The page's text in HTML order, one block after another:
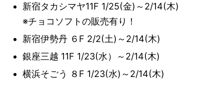
新宿タカシマヤ11F 1/25(金)～2/14(木)
※チョコソフトの販売有り！
新宿伊勢丹 ６F 2/2(土)～2/14(木)
銀座三越 11F 1/23(水）～2/14(木)
横浜そごう ８F 1/23(水)～2/14(木)